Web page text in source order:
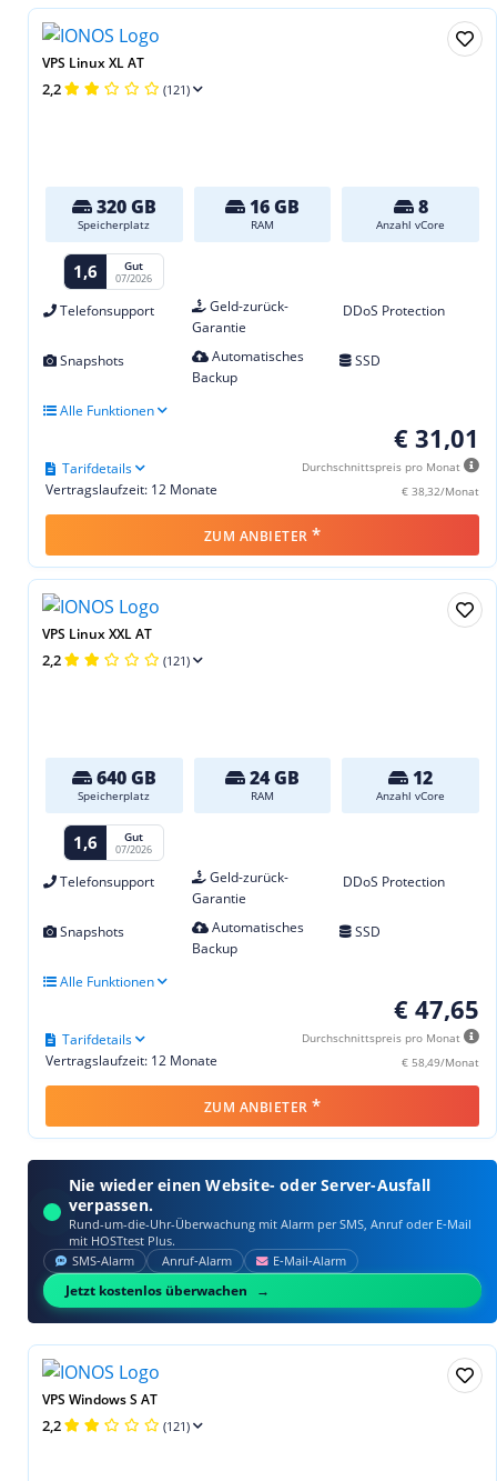
VPS Linux XL AT
2,2 (121)
320 GB
Speicherplatz
16 GB
RAM
8
Anzahl vCore
1,6 Gut
07/2026
Telefonsupport
Geld-zurück-
Garantie
DDoS Protection
Snapshots
Automatisches
Backup
SSD
Alle Funktionen
€ 31,01
Durchschnittspreis pro Monat
€ 38,32/Monat
Vertragslaufzeit: 12 Monate
Tarifdetails
ZUM ANBIETER *
VPS Linux XXL AT
2,2 (121)
640 GB
Speicherplatz
24 GB
RAM
12
Anzahl vCore
1,6 Gut
07/2026
Telefonsupport
Geld-zurück-
Garantie
DDoS Protection
Snapshots
Automatisches
Backup
SSD
Alle Funktionen
€ 47,65
Durchschnittspreis pro Monat
€ 58,49/Monat
Vertragslaufzeit: 12 Monate
Tarifdetails
ZUM ANBIETER *
Nie wieder einen Website- oder Server-Ausfall
verpassen.
Rund-um-die-Uhr-Überwachung mit Alarm per SMS, Anruf oder E‑Mail
mit HOSTtest Plus.
SMS‑Alarm Anruf‑Alarm E‑Mail‑Alarm
Jetzt kostenlos überwachen
VPS Windows S AT
2,2 (121)